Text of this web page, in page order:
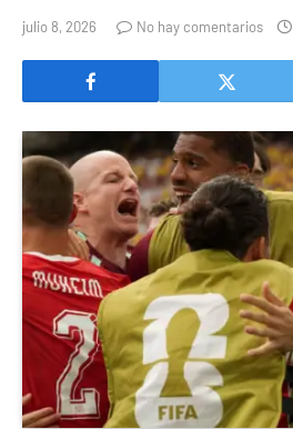
julio 8, 2026 No hay comentarios